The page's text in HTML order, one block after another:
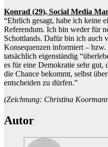
Konrad (29), Social Media
“Ehrlich gesagt, habe ich keine
Referendum. Ich bin weder für
Schottlands. Dafür bin ich auch
Konsequenzen informiert –
tatsächlich eigenständig
es für eine Demokratie sehr gut,
die Chance bekommt, selbst
entscheiden zu dürfen.”
(Zeichnung: Christina
Autor